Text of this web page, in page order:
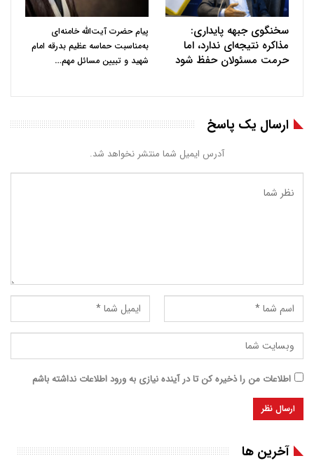
سخنگوی جبهه پایداری:
مذاکره نتیجه‌ای ندارد، اما
حرمت مسئولان حفظ شود
پیام حضرت آیت‌الله خامنه‌ای
به‌مناسبت حماسه عظیم بدرقه امام
شهید و تبیین مسائل مهم…
ارسال یک پاسخ
آدرس ایمیل شما منتشر نخواهد شد.
اطلاعات من را ذخیره کن تا در آینده نیازی به ورود اطلاعات نداشته باشم
آخرین ها